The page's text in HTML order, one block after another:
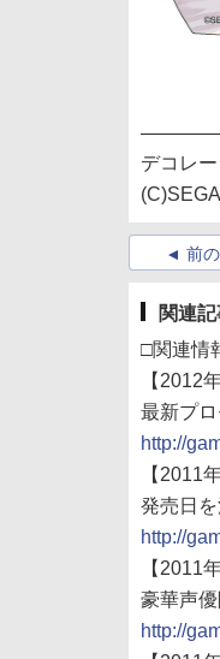
デコレ
(C)SEGA
前
関連
□関連情
【2012
最新プ
http://
【2011
発売日
http://
【2011
豪華声
http://